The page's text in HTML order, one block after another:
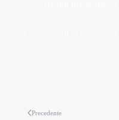
Precedente